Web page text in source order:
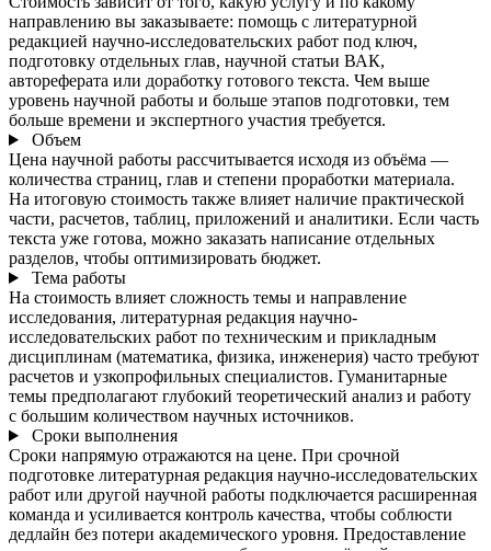
направлению вы заказываете: помощь с литературной
редакцией научно-исследовательских работ под ключ,
подготовку отдельных глав, научной статьи ВАК,
автореферата или доработку готового текста. Чем выше
уровень научной работы и больше этапов подготовки, тем
больше времени и экспертного участия требуется.
Объем
Цена научной работы рассчитывается исходя из объёма —
количества страниц, глав и степени проработки материала.
На итоговую стоимость также влияет наличие практической
части, расчетов, таблиц, приложений и аналитики. Если часть
текста уже готова, можно заказать написание отдельных
разделов, чтобы оптимизировать бюджет.
Тема работы
На стоимость влияет сложность темы и направление
исследования, литературная редакция научно-
исследовательских работ по техническим и прикладным
дисциплинам (математика, физика, инженерия) часто требуют
расчетов и узкопрофильных специалистов. Гуманитарные
темы предполагают глубокий теоретический анализ и работу
с большим количеством научных источников.
Сроки выполнения
Сроки напрямую отражаются на цене. При срочной
подготовке литературная редакция научно-исследовательских
работ или другой научной работы подключается расширенная
команда и усиливается контроль качества, чтобы соблюсти
дедлайн без потери академического уровня. Предоставление